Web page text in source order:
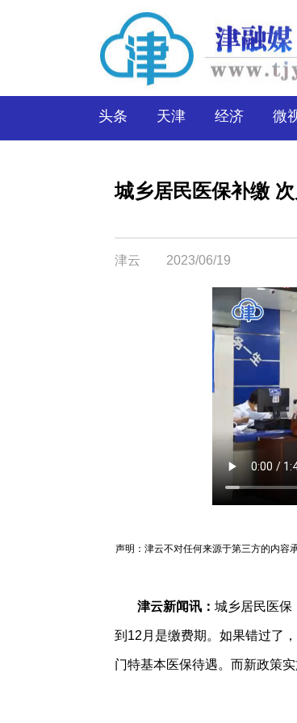
头条 天津 经济 微
城乡居民医保补缴
津云 2023/06/19
声明：津云不对任何来源于第三方的内容
津云新闻讯： 城乡居民医保
到12月是缴费期。如果错过了
门特基本医保待遇。而新政策